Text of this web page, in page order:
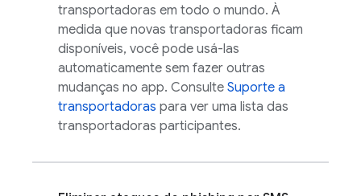
transportadoras em todo o mundo. À
medida que novas transportadoras ficam
disponíveis, você pode usá-las
automaticamente sem fazer outras
mudanças no app. Consulte Suporte a
transportadoras para ver uma lista das
transportadoras participantes.